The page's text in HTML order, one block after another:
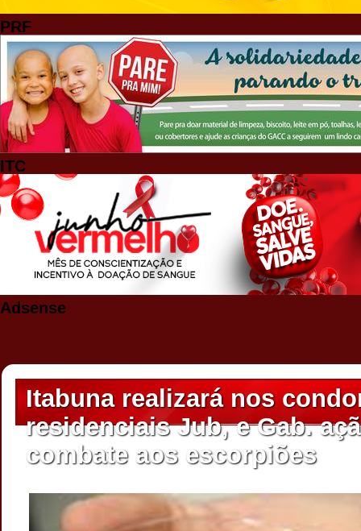
PRF
ITC
Adsense
Itabuna realizará nos
residenciais Jub, e Gab.
combate aos escorpiões